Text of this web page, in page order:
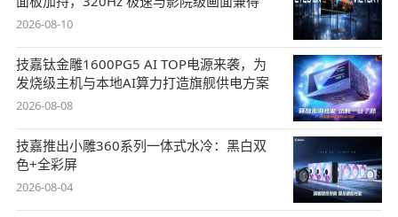
2026-08-10
技嘉钛金雕1600PG5 AI TOP电源来袭，为
发烧级主机与本地AI算力打造旗舰供电方案
2026-08-08
技嘉推出小雕360系列一体式水冷：黑白双
色+全彩屏
2026-08-04